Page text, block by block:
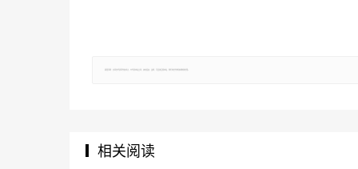
郑重声明：文章仅代表原作者观点，不代表本站立场；如有侵权、违规，可直接反馈本站，我们将会作修改或删除处理。
相关阅读